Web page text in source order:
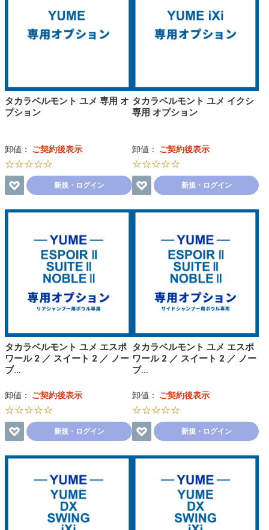
タカラベルモント ユメ 専用 オ
プション
卸値： ご契約後表示
☆☆☆☆☆
新規・ログイン
タカラベルモント ユメ イクシ
専用 オプション
卸値： ご契約後表示
☆☆☆☆☆
新規・ログイン
タカラベルモント ユメ エスポ
ワール 2 ／ スイート 2 ／ ノー
ブ…
卸値： ご契約後表示
☆☆☆☆☆
新規・ログイン
タカラベルモント ユメ エスポ
ワール 2 ／ スイート 2 ／ ノー
ブ…
卸値： ご契約後表示
☆☆☆☆☆
新規・ログイン